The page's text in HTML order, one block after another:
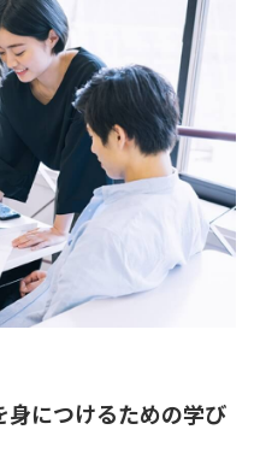
につけるための学び